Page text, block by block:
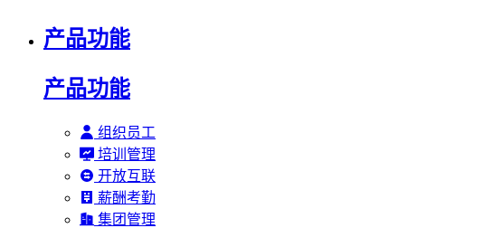
产品功能
产品功能
组织员工
培训管理
开放互联
薪酬考勤
集团管理